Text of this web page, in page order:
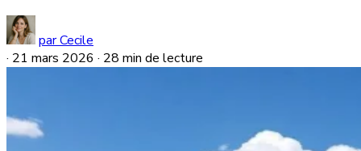
par Cecile
· 21 mars 2026 · 28 min de lecture